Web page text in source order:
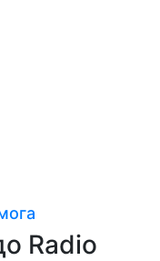
Radio